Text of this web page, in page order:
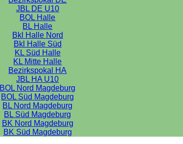
JBL DE U10
BOL Halle
BL Halle
Bkl Halle Nord
Bkl Halle Süd
KL Süd Halle
KL Mitte Halle
Bezirkspokal HA
JBL HA U10
BOL Nord Magdeburg
BOL Süd Magdeburg
BL Nord Magdeburg
BL Süd Magdeburg
BK Nord Magdeburg
BK Süd Magdeburg